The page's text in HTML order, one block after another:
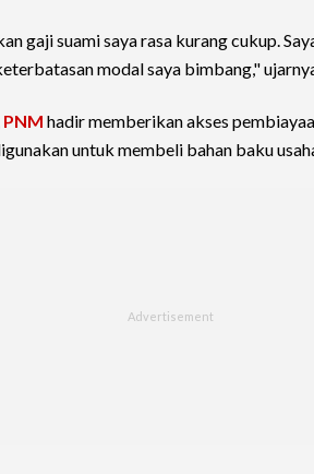
gaji suami saya rasa kurang cukup.
modal saya bimbang,"
PNM hadir memberikan akses
untuk membeli bahan baku